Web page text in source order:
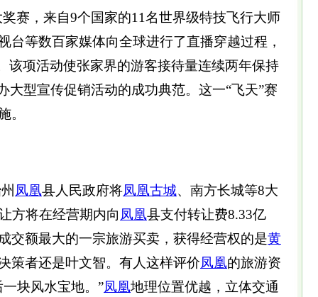
赛，来自9个国家的11名世界级特技飞行大师
台等数百家媒体向全球进行了直播穿越过程，
该项活动使张家界的游客接待量连续两年保持
大型宣传促销活动的成功典范。这一“飞天”赛
。
凤凰县人民政府将凤凰古城、南方长城等8大
方将在经营期内向 凤凰县支付转让费8.33亿
交额最大的一宗旅游买卖，获得经营权的是黄
策者还是叶文智。有人这样评价凤凰的旅游资
一块风水宝地。”凤凰地理位置优越，立体交通